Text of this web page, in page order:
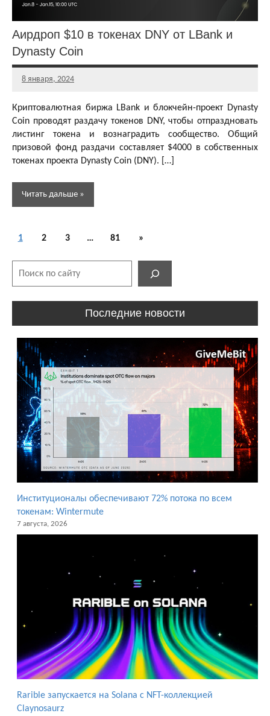
криптовалют
Аирдропы и
розыгрыши
криптовалют
Бесплатная
криптовалюта
Аирдроп $10 в токенах DNY от LBank и
Dynasty Coin
8 января, 2024
Главный
Криптовалютная биржа LBank и блокчейн-проект Dynasty
Coin проводят раздачу токенов DNY, чтобы отпраздновать
листинг токена и вознаградить сообщество. Общий
призовой фонд раздачи составляет $4000 в собственных
токенах проекта Dynasty Coin (DNY). […]
Читать дальше
Аирдропы и
криптовалют
криптовалют
Бесплатная
криптовалюта
Другие
раздачи
Пагинация
1 2 3 … 81
Следующие
»
Последние новости
Институционалы обеспечивают 72% потока по всем
токенам: Wintermute
7 августа, 2026
Rarible запускается на Solana с NFT-коллекцией
Claynosaurz